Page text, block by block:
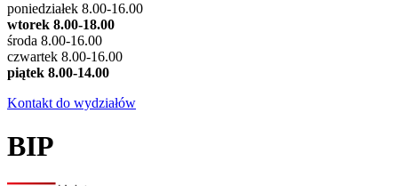
poniedziałek 8.00-16.00
wtorek 8.00-18.00
środa 8.00-16.00
czwartek 8.00-16.00
piątek 8.00-14.00
Kontakt do wydziałów
BIP